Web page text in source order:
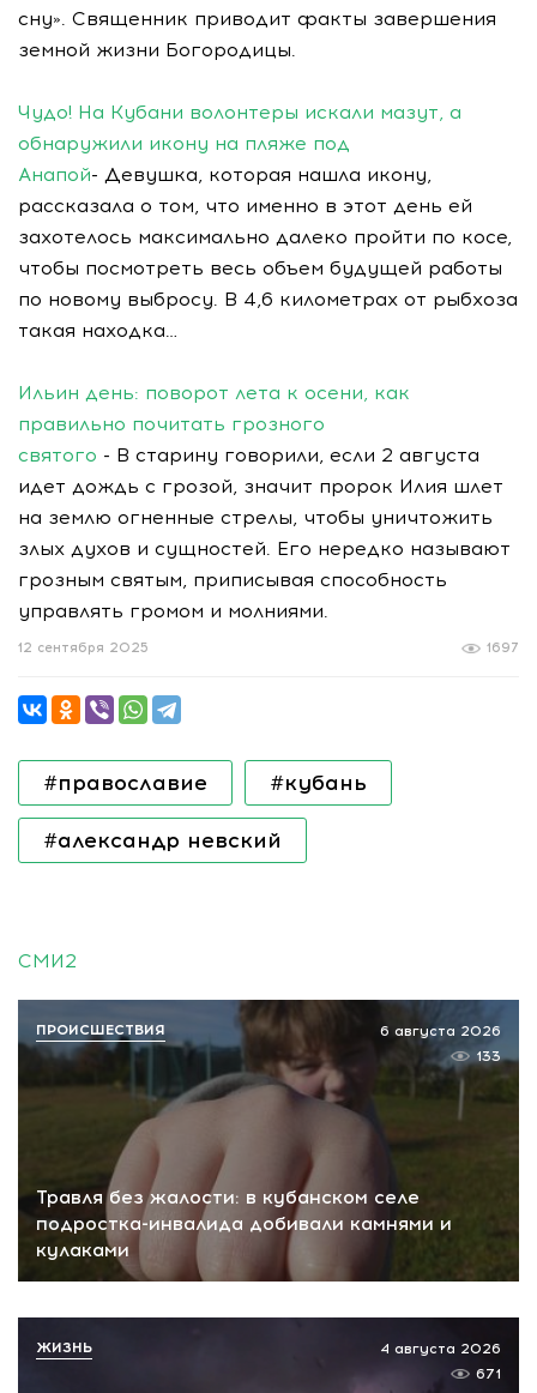
сну». Священник приводит факты завершения
земной жизни Богородицы.
Чудо! На Кубани волонтеры искали мазут, а
обнаружили икону на пляже под
Анапой- Девушка, которая нашла икону,
рассказала о том, что именно в этот день ей
захотелось максимально далеко пройти по косе,
чтобы посмотреть весь объем будущей работы
по новому выбросу. В 4,6 километрах от рыбхоза
такая находка…
Ильин день: поворот лета к осени, как
правильно почитать грозного
святого - В старину говорили, если 2 августа
идет дождь с грозой, значит пророк Илия шлет
на землю огненные стрелы, чтобы уничтожить
злых духов и сущностей. Его нередко называют
грозным святым, приписывая способность
управлять громом и молниями.
1697
12 сентября 2025
#православие #кубань
#александр невский
СМИ2
Травля без жалости: в кубанском селе
подростка-инвалида добивали камнями и
кулаками
6 августа 2026
133
ПРОИСШЕСТВИЯ
4 августа 2026
671
ЖИЗНЬ